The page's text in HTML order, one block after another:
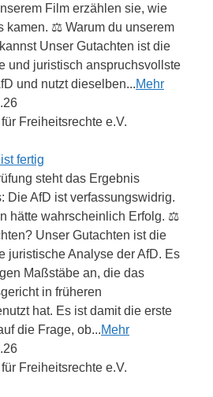
Film erzählen sie, wie
kamen. ⚖️ Warum du unserem
Unser Gutachten ist die
und juristisch anspruchsvollste
und nutzt dieselben...Mehr
Freiheitsrechte e.V.
fertig
steht das Ergebnis
Die AfD ist verfassungswidrig.
hätte wahrscheinlich Erfolg. ⚖️
Unser Gutachten ist die
juristische Analyse der AfD. Es
Maßstäbe an, die das
in früheren
hat. Es ist damit die erste
die Frage, ob...Mehr
Freiheitsrechte e.V.